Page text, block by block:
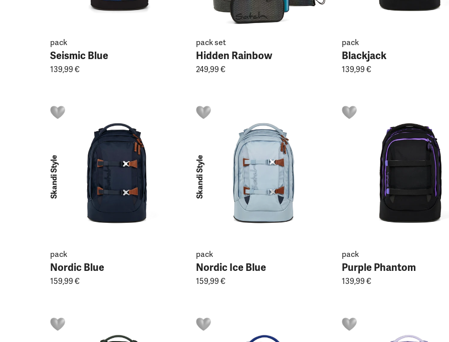
pack
Seismic Blue
139,99 €
pack set
Hidden Rainbow
249,99 €
pack
Blackjack
139,99 €
Skandi Style
pack
Nordic Blue
159,99 €
Skandi Style
pack
Nordic Ice Blue
159,99 €
pack
Purple Phantom
139,99 €